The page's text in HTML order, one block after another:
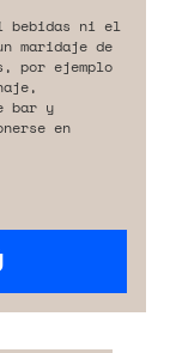
bebidas ni el
maridaje de
por ejemplo
bar y
en